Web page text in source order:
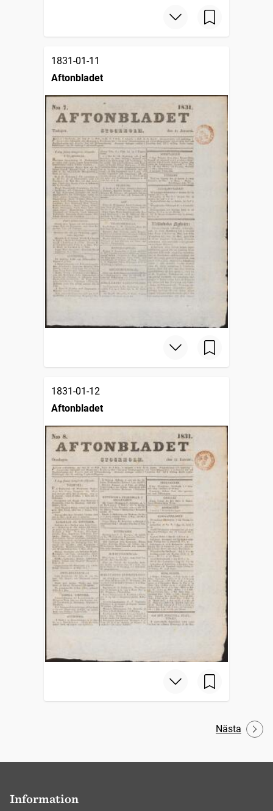
1831-01-11
Aftonbladet
1831-01-12
Aftonbladet
Nästa
Information